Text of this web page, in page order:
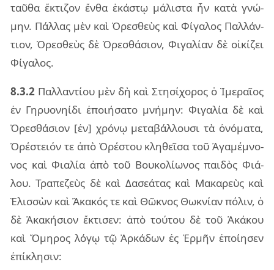
ταῦ­θα ἔκτι­ζον ἔνθα ἑκά­στῳ μά­λι­στα ἦν κατὰ γνώ­
μην. Πάλ­λας μὲν καὶ Ὀρε­σθεὺς καὶ Φίγα­λος Παλ­λάν­
τιον, Ὀρε­σθεὺς δὲ Ὀρε­σθά­σιον, Φιγα­λί­αν δὲ οἰ­κί­ζει
Φίγα­λος.
8.3.2 Παλ­λαν­τί­ου μὲν δὴ καὶ Στη­σί­χο­ρος ὁ Ἱμε­ραῖ­ος
ἐν Γηρυο­νη­ί­δι ἐποι­ή­σα­το μνή­μην: Φιγα­λία δὲ καὶ
Ὀρε­σθά­σιον [ἐν] χρό­νῳ με­τα­βάλ­λου­σι τὰ ὀνό­μα­τα,
Ὀρέ­στειόν τε ἀπὸ Ὀρέ­στου κλη­θεῖ­σα τοῦ Ἀγα­μέ­μνο­
νος καὶ Φια­λία ἀπὸ τοῦ Βου­κο­λί­ω­νος παι­δὸς Φιά­
λου. Τρα­πε­ζεὺς δὲ καὶ Δασε­ά­τας καὶ Μακα­ρεὺς καὶ
Ἑλισ­σὼν καὶ Ἄκα­κός τε καὶ Θῶκνος Θωκνί­αν πό­λιν, ὁ
δὲ Ἀκα­κή­σιον ἔκτι­σεν: ἀπὸ τού­του δὲ τοῦ Ἀκά­κου
καὶ Ὅμη­ρος λόγῳ τῷ Ἀρκά­δων ἐς Ἑρμῆν ἐποί­η­σεν
ἐπί­κλη­σιν: